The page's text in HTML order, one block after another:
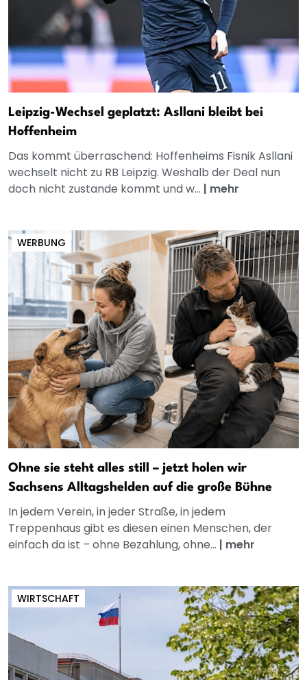
Leipzig-Wechsel geplatzt: Asllani bleibt bei
Hoffenheim
Das kommt überraschend: Hoffenheims Fisnik Asllani
wechselt nicht zu RB Leipzig. Weshalb der Deal nun
doch nicht zustande kommt und w... | mehr
WERBUNG
Ohne sie steht alles still – jetzt holen wir
Sachsens Alltagshelden auf die große Bühne
In jedem Verein, in jeder Straße, in jedem
Treppenhaus gibt es diesen einen Menschen, der
einfach da ist – ohne Bezahlung, ohne... | mehr
WIRTSCHAFT